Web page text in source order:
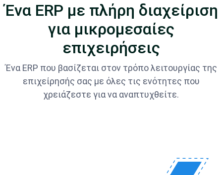
Ένα ERP με πλήρη διαχείριση
για μικρομεσαίες
επιχειρήσεις
Ένα ERP που βασίζεται στον τρόπο λειτουργίας της
επιχείρησής σας με όλες τις ενότητες που
χρειάζεστε για να αναπτυχθείτε.